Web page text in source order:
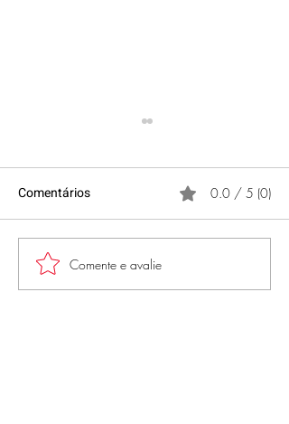
LANÇAMENTO DO
PROJETO TURISMO NA
Comentários 0.0 / 5 (0)
Comente e avalie